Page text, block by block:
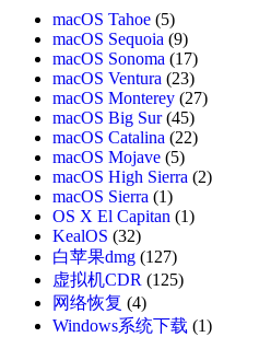
macOS Tahoe (5)
macOS Sequoia (9)
macOS Sonoma (17)
macOS Ventura (23)
macOS Monterey (27)
macOS Big Sur(45)
macOS Catalina (22)
macOS Mojave (5)
macOS High Sierra (2)
macOS Sierra (1)
OS X El Capitan (1)
KealOS (32)
白苹果dmg (127)
虚拟机CDR (125)
网络恢复 (4)
Windows系统下载 (1)